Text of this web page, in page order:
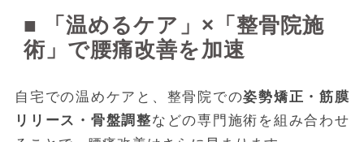
■ 「温めるケア」×「整骨院施
術」で腰痛改善を加速
自宅での温めケアと、整骨院での姿勢矯正・筋膜
リリース・骨盤調整などの専門施術を組み合わせ